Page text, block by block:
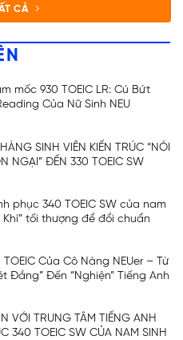
CẢ
mốc 930 TOEIC LR: Cú Bứt
Của Nữ Sinh NEU
SINH VIÊN KIẾN TRÚC “NÓI
NGẠI” ĐẾN 330 TOEIC SW
phục 340 TOEIC SW của nam
Khí” tối thượng để đổi chuẩn
TOEIC Của Cô Nàng NEUer – Từ
Đắng” Đến “Nghiện” Tiếng Anh
VỚI TRUNG TÂM TIẾNG ANH
340 TOEIC SW CỦA NAM SINH